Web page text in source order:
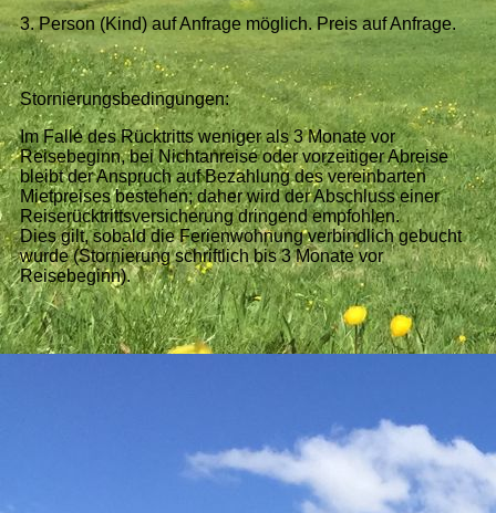
3. Person (Kind) auf Anfrage möglich. Preis auf Anfrage.
Stornierungsbedingungen:
Im Falle des Rücktritts weniger als 3 Monate vor
Reisebeginn, bei Nichtanreise oder vorzeitiger Abreise
bleibt der Anspruch auf Bezahlung des vereinbarten
Mietpreises bestehen; daher wird der Abschluss einer
Reiserücktrittsversicherung dringend empfohlen.
Dies gilt, sobald die Ferienwohnung verbindlich gebucht
wurde (Stornierung schriftlich bis 3 Monate vor
Reisebeginn).